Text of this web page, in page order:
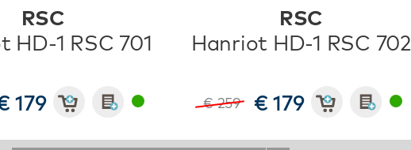
RSC
HD-1 RSC 701
179
RSC
Hanriot HD-1 RSC 702
€ 259 € 179